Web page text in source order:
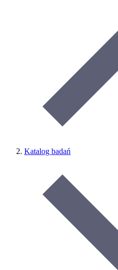
Katalog badań